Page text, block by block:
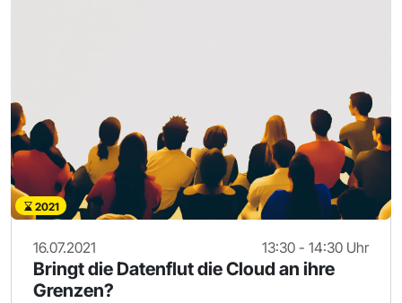
2021
16.07.2021 13:30 - 14:30 Uhr
Bringt die Datenflut die Cloud an ihre
Grenzen?